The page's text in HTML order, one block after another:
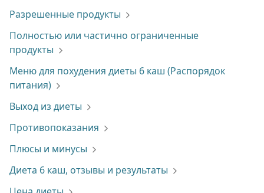
Разрешенные продукты
Полностью или частично ограниченные
продукты
Меню для похудения диеты 6 каш (Распорядок
питания)
Выход из диеты
Противопоказания
Плюсы и минусы
Диета 6 каш, отзывы и результаты